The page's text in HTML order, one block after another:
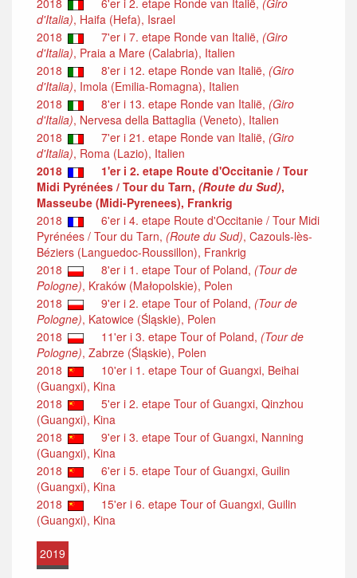
2018 6'er i 2. etape Ronde van Italië, (Giro
d'Italia), Haifa (Hefa), Israel
2018
7'er i 7. etape Ronde van Italië, (Giro
d'Italia), Praia a Mare (Calabria), Italien
2018
8'er i 12. etape Ronde van Italië, (Giro
d'Italia), Imola (Emilia-Romagna), Italien
2018
8'er i 13. etape Ronde van Italië, (Giro
d'Italia), Nervesa della Battaglia (Veneto), Italien
2018
7'er i 21. etape Ronde van Italië, (Giro
d'Italia), Roma (Lazio), Italien
2018
1'er i 2. etape Route d'Occitanie / Tour
Midi Pyrénées / Tour du Tarn, (Route du Sud),
Masseube (Midi-Pyrenees), Frankrig
2018
6'er i 4. etape Route d'Occitanie / Tour Midi
Pyrénées / Tour du Tarn, (Route du Sud), Cazouls-lès-
Béziers (Languedoc-Roussillon), Frankrig
2018
8'er i 1. etape Tour of Poland, (Tour de
Pologne), Kraków (Małopolskie), Polen
2018
9'er i 2. etape Tour of Poland, (Tour de
Pologne), Katowice (Śląskie), Polen
2018
11'er i 3. etape Tour of Poland, (Tour de
Pologne), Zabrze (Śląskie), Polen
2018
10'er i 1. etape Tour of Guangxi, Beihai
(Guangxi), Kina
2018
5'er i 2. etape Tour of Guangxi, Qinzhou
(Guangxi), Kina
2018
9'er i 3. etape Tour of Guangxi, Nanning
(Guangxi), Kina
2018
6'er i 5. etape Tour of Guangxi, Guilin
(Guangxi), Kina
2018
15'er i 6. etape Tour of Guangxi, Guilin
(Guangxi), Kina
2019